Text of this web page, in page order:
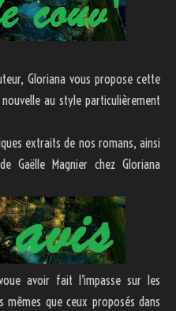
Gloriana vous propose cette
au style particulièrement
extraits de nos romans, ainsi
Gaëlle Magnier chez Gloriana
avoir fait l’impasse sur les
mêmes que ceux proposés dans